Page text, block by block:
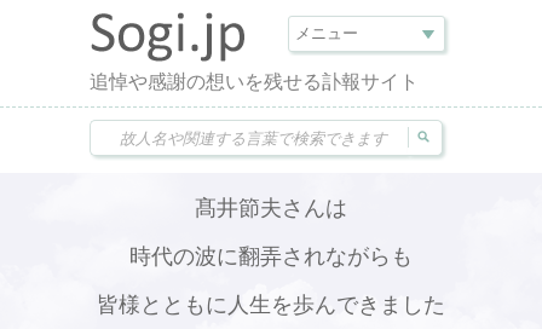
追悼や感謝の想いを残せる訃報サイト
髙井節夫さんは
時代の波に翻弄されながらも
皆様とともに人生を歩んできました